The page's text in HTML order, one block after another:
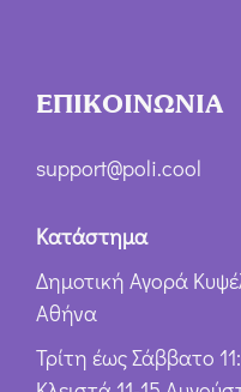
ΕΠΙΚΟΙΝΩΝΙΑ
support@poli.cool
Κατάστημα
Δημοτική Αγορά
Αθήνα
Τρίτη έως Σάββατο